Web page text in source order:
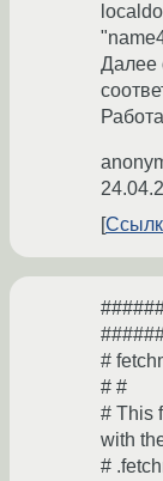
Далее
#
# #
# This
with
#